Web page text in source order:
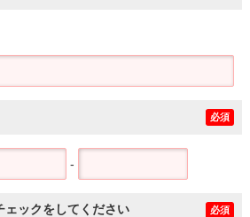
必須
-
ェックをしてください 必須